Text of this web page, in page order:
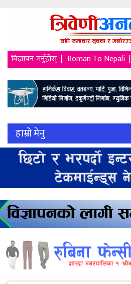
बिज्ञापन गर्नुहोस् | Roman To Nepali |
हाम्रो मेनु